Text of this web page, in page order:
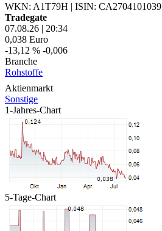
WKN: A1T79H | ISIN: CA2704101039
Tradegate
07.08.26 | 20:34
0,038 Euro
-13,12 % -0,006
Branche
Rohstoffe
Aktienmarkt
Sonstige
1-Jahres-Chart
5-Tage-Chart